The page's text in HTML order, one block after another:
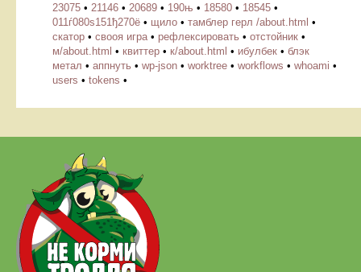
23075 • 21146 • 20689 • 190њ • 18580 • 18545 •
011ѓ080ѕ151ђ270ё • щило • тамблер герл /about.html •
скатор • свооя игра • рефлексировать • отстойник •
м/about.html • квиттер • к/about.html • ибулбек • блэк
метал • аппнуть • wp-json • worktree • workflows • whoami •
users • tokens •